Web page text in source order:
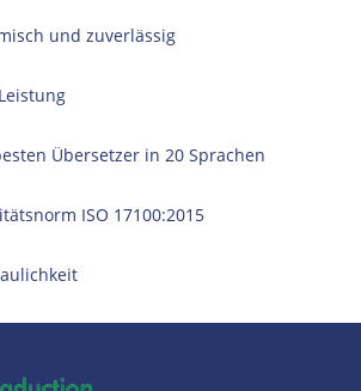
und zuverlässig
Übersetzer in 20 Sprachen
ISO 17100:2015